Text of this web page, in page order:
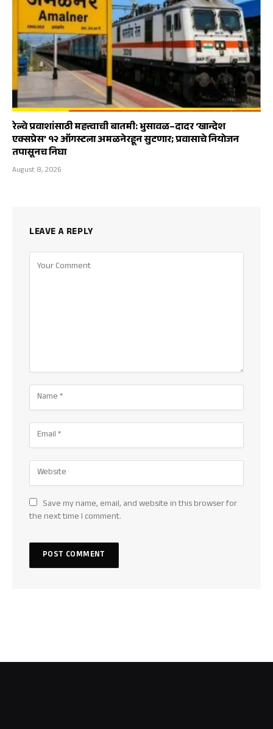
रेल्वे प्रवाशांसाठी महत्त्वाची बातमी: भुसावळ–दादर ‘खान्देश
एक्सप्रेस’ १२ ऑगस्टला अमळनेरहून सुटणार; प्रवासाचे नियोजन
तपासूनच निघा
August 8, 2026
LEAVE A REPLY
Save my name, email, and website in this browser for
the next time I comment.